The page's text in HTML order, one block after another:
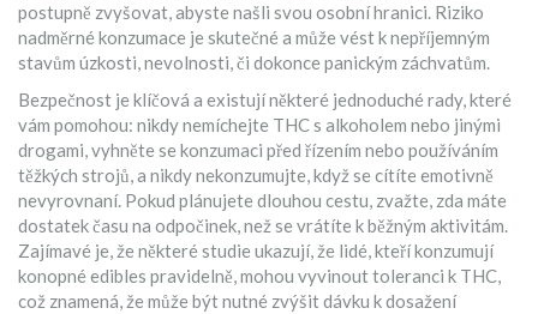
postupně zvyšovat, abyste našli svou osobní hranici. Riziko
nadměrné konzumace je skutečné a může vést k nepříjemným
stavům úzkosti, nevolnosti, či dokonce panickým záchvatům.
Bezpečnost je klíčová a existují některé jednoduché rady, které
vám pomohou: nikdy nemíchejte THC s alkoholem nebo jinými
drogami, vyhněte se konzumaci před řízením nebo používáním
těžkých strojů, a nikdy nekonzumujte, když se cítíte emotivně
nevyrovnaní. Pokud plánujete dlouhou cestu, zvažte, zda máte
dostatek času na odpočinek, než se vrátíte k běžným aktivitám.
Zajímavé je, že některé studie ukazují, že lidé, kteří konzumují
konopné edibles pravidelně, mohou vyvinout toleranci k THC,
což znamená, že může být nutné zvýšit dávku k dosažení